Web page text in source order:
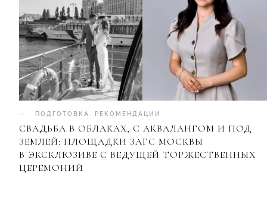
ПОДГОТОВКА. РЕКОМЕНДАЦИИ
СВАДЬБА В ОБЛАКАХ, С АКВАЛАНГОМ И ПОД
ЗЕМЛЕЙ: ПЛОЩАДКИ ЗАГС МОСКВЫ
В ЭКСКЛЮЗИВЕ С ВЕДУЩЕЙ ТОРЖЕСТВЕННЫХ
ЦЕРЕМОНИЙ